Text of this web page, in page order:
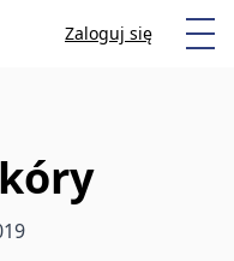
Zaloguj się